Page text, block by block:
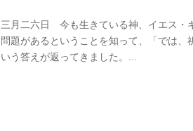
三月二六日 今も生きている神、イエス
問題があるということを知って、「では
いう答えが返ってきました。...